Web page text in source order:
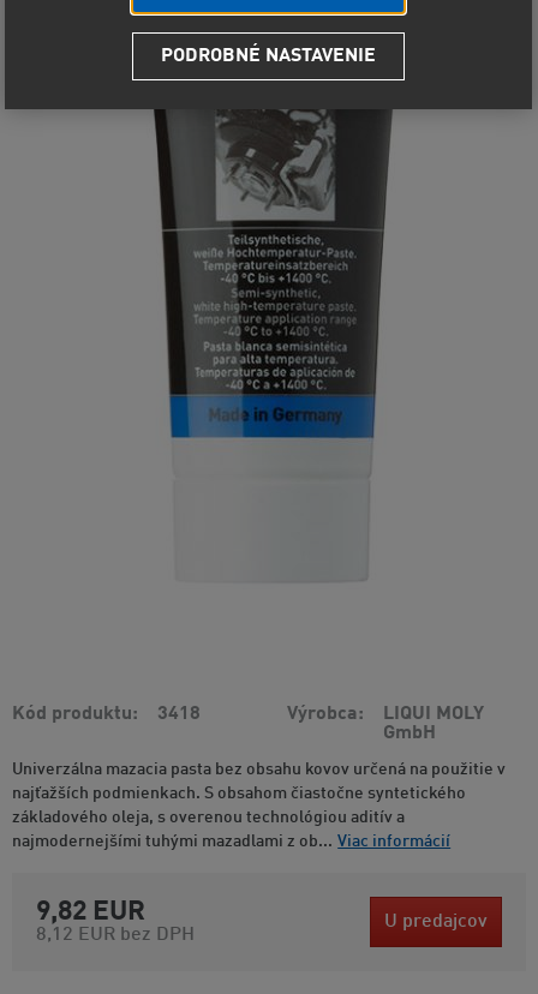
Kód produktu 3418 Výrobca
LIQUI MOLY
GmbH
Univerzálna mazacia pasta bez obsahu kovov určená na použitie v
najťažších podmienkach. S obsahom čiastočne syntetického
základového oleja, s overenou technológiou aditív a
najmodernejšími tuhými mazadlami z ob... Viac informácií
9,82 EUR
8,12 EUR bez DPH
U predajcov
PODROBNÉ NASTAVENIE